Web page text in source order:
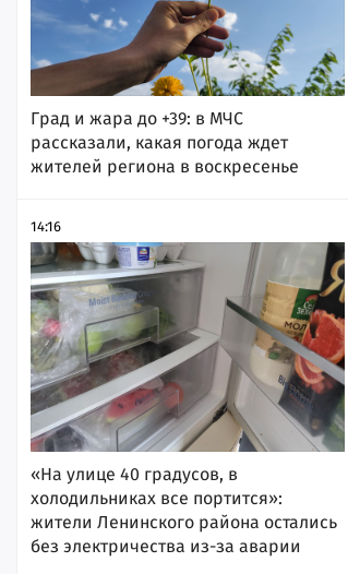
Град и жара до +39: в МЧС
рассказали, какая погода ждет
жителей региона в воскресенье
14:16
«На улице 40 градусов, в
холодильниках все портится»:
жители Ленинского района остались
без электричества из-за аварии